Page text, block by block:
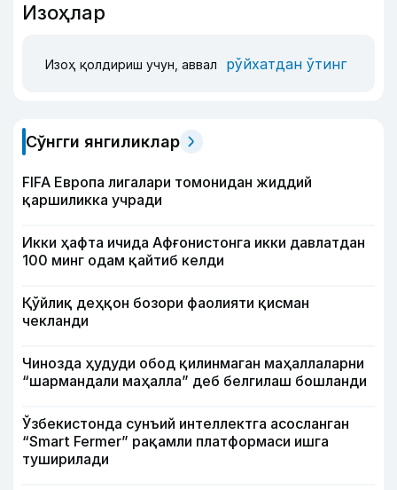
Изоҳлар
Изоҳ қолдириш учун, аввал рўйхатдан ўтинг
Сўнгги янгиликлар
FIFA Европа лигалари томонидан жиддий
қаршиликка учради
Икки ҳафта ичида Афғонистонга икки давлатдан
100 минг одам қайтиб келди
Қўйлиқ деҳқон бозори фаолияти қисман
чекланди
Чинозда ҳудуди обод қилинмаган маҳаллаларни
“шармандали маҳалла” деб белгилаш бошланди
Ўзбекистонда сунъий интеллектга асосланган
“Smart Fermer” рақамли платформаси ишга
туширилади